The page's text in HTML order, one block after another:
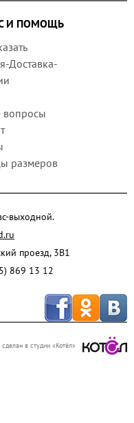
И ПОМОЩЬ
Доставка-
вопросы
размеров
выходной.
проезд, 3В1
869 13 12
сделан в студии «Котёл»